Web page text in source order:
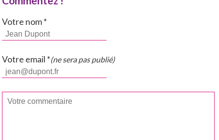
Votre nom *
Votre email *(ne sera pas publié)